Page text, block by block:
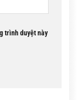
trình duyệt này